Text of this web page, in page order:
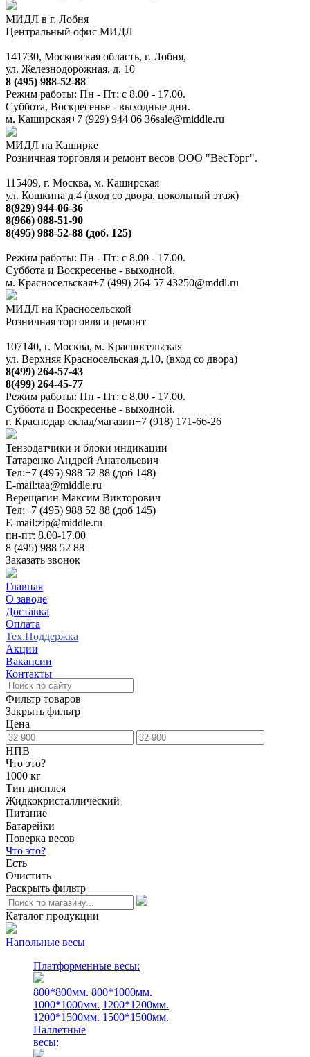
МИДЛ в г. Лобня
Центральный офис МИДЛ
141730, Московская область, г. Лобня,
ул. Железнодорожная, д. 10
8 (495) 988-52-88
Режим работы: Пн - Пт: с 8.00 - 17.00.
Суббота, Воскресенье - выходные дни.
м. Каширская+7 (929) 944 06 36sale@middle.ru
МИДЛ на Каширке
Розничная торговля и ремонт весов ООО "ВесТорг".
115409, г. Москва, м. Каширская
ул. Кошкина д.4 (вход со двора, цокольный этаж)
8(929) 944-06-36
8(966) 088-51-90
8(495) 988-52-88 (доб. 125)
Режим работы: Пн - Пт: с 8.00 - 17.00.
Суббота и Воскресенье - выходной.
м. Красносельская+7 (499) 264 57 43250@mddl.ru
МИДЛ на Красносельской
Розничная торговля и ремонт
107140, г. Москва, м. Красносельская
ул. Верхняя Красносельская д.10, (вход со двора)
8(499) 264-57-43
8(499) 264-45-77
Режим работы: Пн - Пт: с 8.00 - 17.00.
Суббота и Воскресенье - выходной.
г. Краснодар склад/магазин+7 (918) 171-66-26
Тензодатчики и блоки индикации
Татаренко Андрей Анатольевич
Тел:+7 (495) 988 52 88 (доб 148)
E-mail:taa@middle.ru
Верещагин Максим Викторович
Тел:+7 (495) 988 52 88 (доб 145)
E-mail:zip@middle.ru
пн-пт: 8.00-17.00
8 (495) 988 52 88
Заказать звонок
Главная
О заводе
Доставка
Оплата
Тех.Поддержка
Акции
Вакансии
Контакты
Фильтр товаров
Закрыть фильтр
Цена
НПВ
Что это?
1000 кг
Тип дисплея
Жидкокристаллический
Питание
Батарейки
Поверка весов
Что это?
Есть
Очистить
Раскрыть фильтр
Каталог продукции
Напольные весы
Платформенные весы:
800*800мм. 800*1000мм.
1000*1000мм. 1200*1200мм.
1200*1500мм. 1500*1500мм.
Паллетные
весы:
0